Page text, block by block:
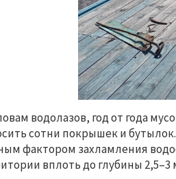
водолазов, год от года
сотни покрышек и
фактором захламления
вплоть до глубины 2,5–3